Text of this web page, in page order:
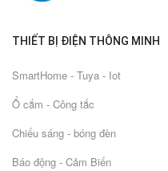
THIẾT BỊ ĐIỆN THÔNG MINH
SmartHome - Tuya - Iot
Ổ cắm - Công tắc
Chiếu sáng - bóng đèn
Báo động - Cảm Biến